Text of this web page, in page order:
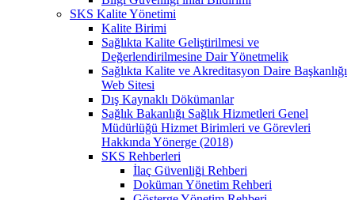
SKS Kalite Yönetimi
Kalite Birimi
Sağlıkta Kalite Geliştirilmesi ve
Değerlendirilmesine Dair Yönetmelik
Sağlıkta Kalite ve Akreditasyon Daire Başkanlığı
Web Sitesi
Dış Kaynaklı Dökümanlar
Sağlık Bakanlığı Sağlık Hizmetleri Genel
Müdürlüğü Hizmet Birimleri ve Görevleri
Hakkında Yönerge (2018)
SKS Rehberleri
İlaç Güvenliği Rehberi
Doküman Yönetim Rehberi